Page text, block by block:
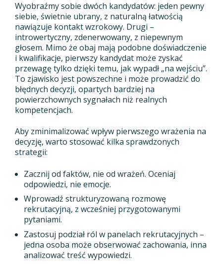
Wyobraźmy sobie dwóch kandydatów: jeden pewny
siebie, świetnie ubrany, z naturalną łatwością
nawiązuje kontakt wzrokowy. Drugi –
introwertyczny, zdenerwowany, z niepewnym
głosem. Mimo że obaj mają podobne doświadczenie
i kwalifikacje, pierwszy kandydat może zyskać
przewagę tylko dzięki temu, jak wypadł „na wejściu”.
To zjawisko jest powszechne i może prowadzić do
błędnych decyzji, opartych bardziej na
powierzchownych sygnałach niż realnych
kompetencjach.
Aby zminimalizować wpływ pierwszego wrażenia na
decyzję, warto stosować kilka sprawdzonych
strategii:
Zacznij od faktów, nie od wrażeń. Oceniaj
odpowiedzi, nie emocje.
Wprowadź strukturyzowaną rozmowę
rekrutacyjną, z wcześniej przygotowanymi
pytaniami.
Zastosuj podział ról w panelach rekrutacyjnych –
jedna osoba może obserwować zachowania, inna
analizować treść wypowiedzi.